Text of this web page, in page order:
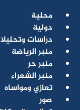
محلية
دولية
دراسات
منبر الرياضة
منبر حر
منبر الشعراء
تعازي ومواساه
صور